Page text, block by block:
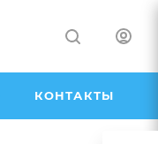
КОНТАКТЫ